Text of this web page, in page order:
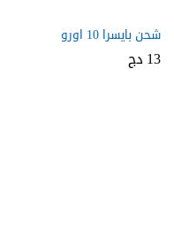
شحن بايسرا 10 اورو
13 دج